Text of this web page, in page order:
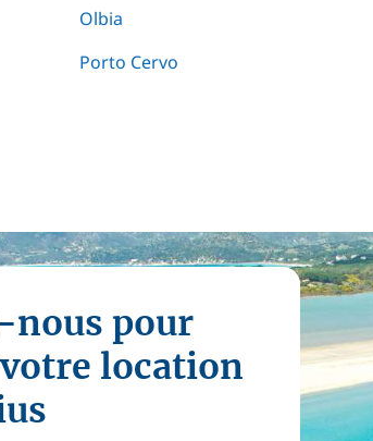
Olbia
Porto Cervo
nous pour
location